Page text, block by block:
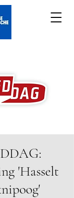
'Hasselt